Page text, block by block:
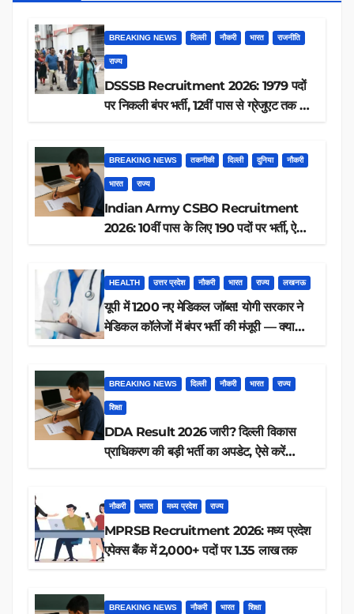
BREAKING NEWS दिल्ली नौकरी भारत राजनीति
राज्य
DSSSB Recruitment 2026: 1979 पदों
पर निकली बंपर भर्ती, 12वीं पास से ग्रेजुएट तक करें
BREAKING NEWS तकनीकी दिल्ली दुनिया नौकरी
भारत राज्य
Indian Army CSBO Recruitment
2026: 10वीं पास के लिए 190 पदों पर भर्ती, ऐसे
HEALTH उत्तर प्रदेश नौकरी भारत राज्य लखनऊ
यूपी में 1200 नए मेडिकल जॉब्स! योगी सरकार ने
मेडिकल कॉलेजों में बंपर भर्ती की मंजूरी — क्या
BREAKING NEWS दिल्ली नौकरी भारत राज्य
शिक्षा
DDA Result 2026 जारी? दिल्ली विकास
प्राधिकरण की बड़ी भर्ती का अपडेट, ऐसे करें
नौकरी भारत मध्य प्रदेश राज्य
MPRSB Recruitment 2026: मध्य प्रदेश
एपेक्स बैंक में 2,000+ पदों पर 1.35 लाख तक
BREAKING NEWS नौकरी भारत शिक्षा